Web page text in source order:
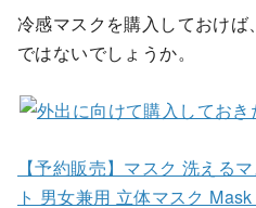
冷感マスクを購入しておけ
ではないでしょうか。
【予約販売】マスク 洗える
ト 男女兼用 立体マスク